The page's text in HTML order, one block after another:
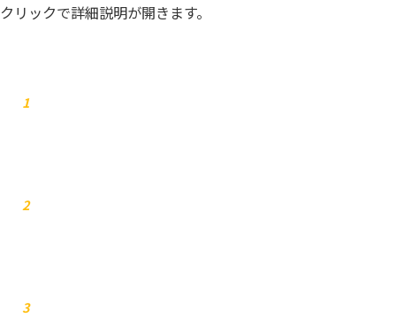
クリックで詳細説明が開きます。
1
2
3